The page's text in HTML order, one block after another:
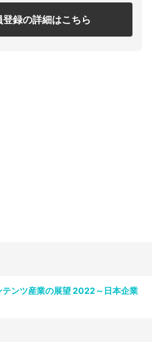
録の詳細はこちら
ンツ産業の展望 2022～日本企業